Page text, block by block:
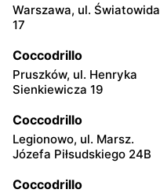
Warszawa, ul. Światowida
17
Coccodrillo
Pruszków, ul. Henryka
Sienkiewicza 19
Coccodrillo
Legionowo, ul. Marsz.
Józefa Piłsudskiego 24B
Coccodrillo